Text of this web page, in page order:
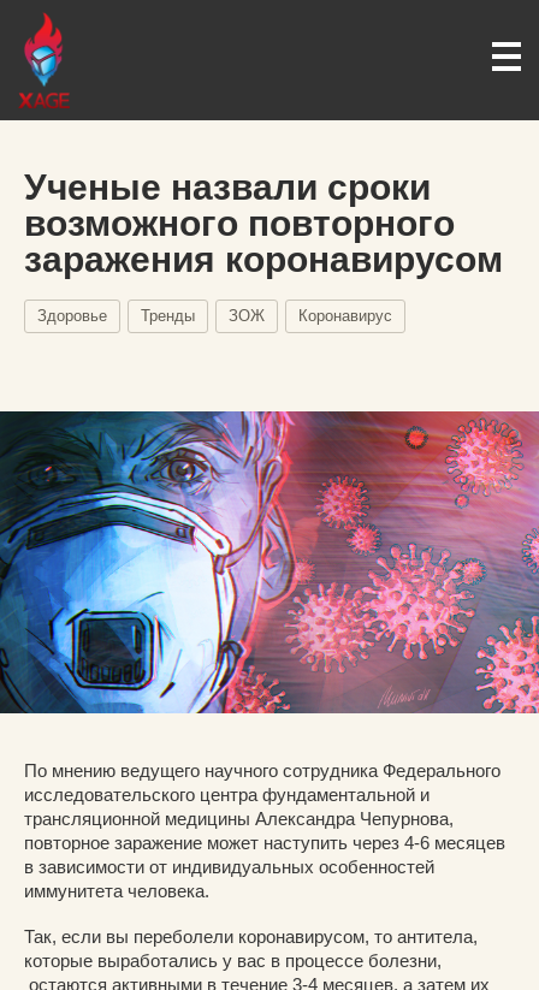
Ученые назвали сроки
возможного повторного
заражения коронавирусом
Здоровье Тренды ЗОЖ Коронавирус
По мнению ведущего научного сотрудника Федерального
исследовательского центра фундаментальной и
трансляционной медицины Александра Чепурнова,
повторное заражение может наступить через 4-6 месяцев
в зависимости от индивидуальных особенностей
иммунитета человека.
Так, если вы переболели коронавирусом, то антитела,
которые выработались у вас в процессе болезни,
остаются активными в течение 3-4 месяцев, а затем их